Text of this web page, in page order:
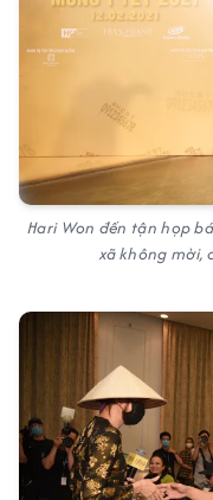
Hari Won đến tận họp
xã không mời,